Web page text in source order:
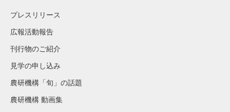
プレスリリース
広報活動報告
刊行物のご紹介
見学の申し込み
農研機構「旬」の話題
農研機構 動画集